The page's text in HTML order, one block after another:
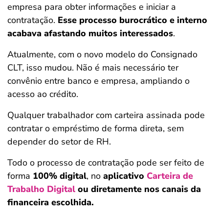
empresa para obter informações e iniciar a
contratação. Esse processo burocrático e interno
acabava afastando muitos interessados.
Atualmente, com o novo modelo do Consignado
CLT, isso mudou. Não é mais necessário ter
convênio entre banco e empresa, ampliando o
acesso ao crédito.
Qualquer trabalhador com carteira assinada pode
contratar o empréstimo de forma direta, sem
depender do setor de RH.
Todo o processo de contratação pode ser feito de
forma 100% digital, no aplicativo Carteira de
Trabalho Digital ou diretamente nos canais da
financeira escolhida.